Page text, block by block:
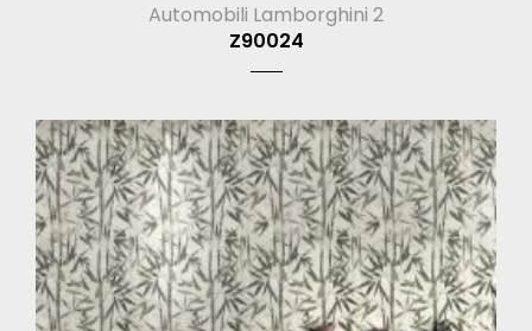
Automobili Lamborghini 2
Z90024